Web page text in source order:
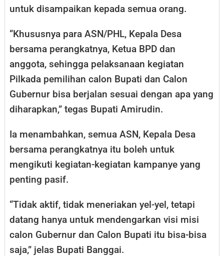
untuk disampaikan kepada semua orang.
“Khususnya para ASN/PHL, Kepala Desa
bersama perangkatnya, Ketua BPD dan
anggota, sehingga pelaksanaan kegiatan
Pilkada pemilihan calon Bupati dan Calon
Gubernur bisa berjalan sesuai dengan apa yang
diharapkan,” tegas Bupati Amirudin.
Ia menambahkan, semua ASN, Kepala Desa
bersama perangkatnya itu boleh untuk
mengikuti kegiatan-kegiatan kampanye yang
penting pasif.
“Tidak aktif, tidak meneriakan yel-yel, tetapi
datang hanya untuk mendengarkan visi misi
calon Gubernur dan Calon Bupati itu bisa-bisa
saja,” jelas Bupati Banggai.